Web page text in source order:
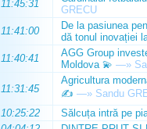
11:45:31
GRECU
11:41:00
De la pasiunea
dă tonul inovației
11:40:41
AGG Group
Moldova 💫 —»
11:31:45
Agricultura
✍️ —» Sandu
10:25:22
Sălcuța intră pe